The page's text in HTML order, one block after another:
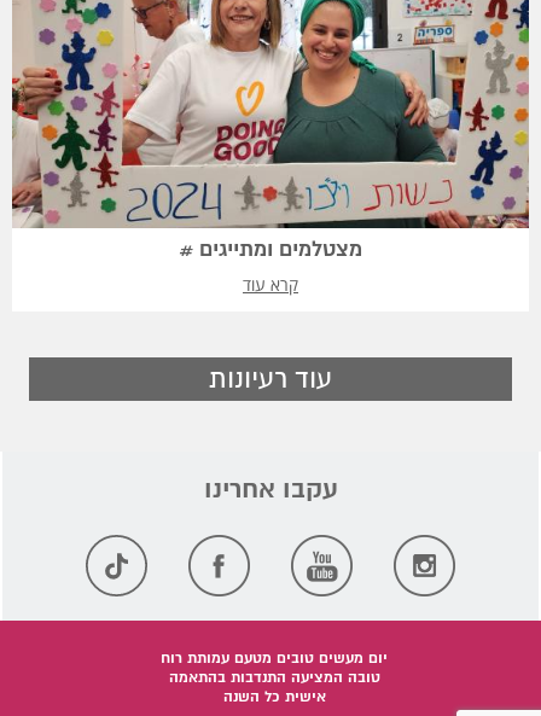
מצטלמים ומתייגים #
קרא עוד
עוד רעיונות
יום מעשים טובים מטעם עמותת רוח
טובה המציעה התנדבות בהתאמה
אישית כל השנה